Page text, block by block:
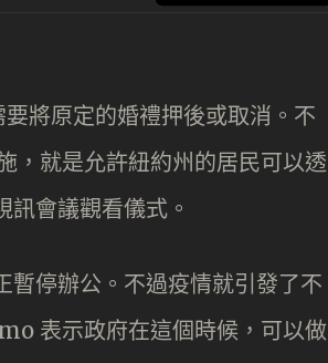
將原定的婚禮押後或取消。不
就是允許紐約州的居民可以透
會議觀看儀式。
暫停辦公。不過疫情就引發了不
表示政府在這個時候，可以做